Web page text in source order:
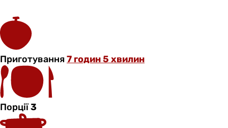
Приготування7 годин 5 хвилин
Порції3